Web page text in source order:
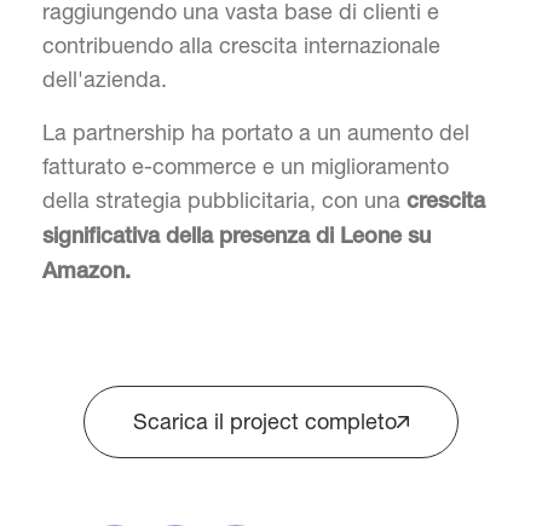
raggiungendo una vasta base di clienti e
contribuendo alla crescita internazionale
dell'azienda.
La partnership ha portato a un aumento del
fatturato e-commerce e un miglioramento
della strategia pubblicitaria, con una crescita
significativa della presenza di Leone su
Amazon.
Scarica il project completo